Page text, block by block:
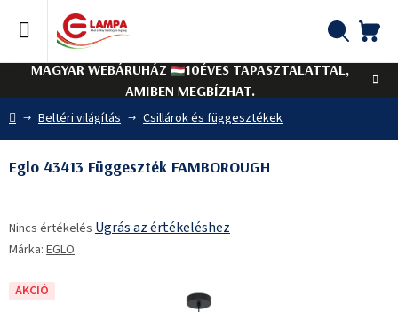
tartalomhoz
MAGYAR WEBÁRUHÁZ
10ÉVES TAPASZTALATTAL,
AMIBEN MEGBÍZHAT.
Kezdőlap
Beltéri világítás Csillárok és függesztékek
Eglo 43413 Függeszték FAMBOROUGH
termék
átlagos
5-
Nincs értékelés Ugrás az értékeléshez
Márka: EGLO
AKCIÓ